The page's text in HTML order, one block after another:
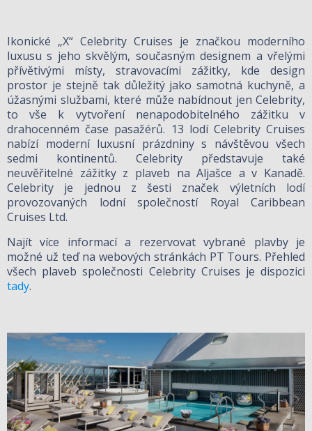
Ikonické „X“ Celebrity Cruises je značkou moderního
luxusu s jeho skvělým, současným designem a vřelými
přívětivými místy, stravovacími zážitky, kde design
prostor je stejně tak důležitý jako samotná kuchyně, a
úžasnými službami, které může nabídnout jen Celebrity,
to vše k vytvoření nenapodobitelného zážitku v
drahocenném čase pasažérů. 13 lodí Celebrity Cruises
nabízí moderní luxusní prázdniny s návštěvou všech
sedmi kontinentů. Celebrity představuje také
neuvěřitelné zážitky z plaveb na Aljašce a v Kanadě.
Celebrity je jednou z šesti značek výletních lodí
provozovaných lodní společností Royal Caribbean
Cruises Ltd.
Najít více informací a rezervovat vybrané plavby je
možné už teď na webových stránkách PT Tours. Přehled
všech plaveb společnosti Celebrity Cruises je dispozici
tady.